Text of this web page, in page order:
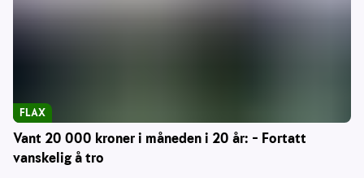
Vant 20 000 kroner i måneden i 20 år: – Fortatt
vanskelig å tro
FLAX